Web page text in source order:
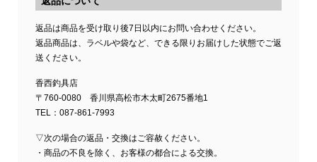
返品は商品を受け取り後7日以内にお問い合わせください。
返品商品は、ラベルや袋など、できる限りお届けした状態でご返
送ください。
香西釣具店
〒760-0080 香川県高松市木太町2675番地1
TEL：087-861-7993
▽次の場合の返品・交換はご容赦ください。
・商品の不良を除く、お客様の都合による交換。